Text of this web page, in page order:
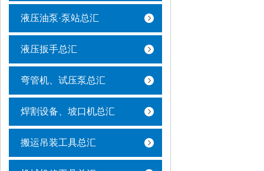
液压油泵·泵站总汇
液压扳手总汇
弯管机、试压泵总汇
焊割设备、坡口机总汇
搬运吊装工具总汇